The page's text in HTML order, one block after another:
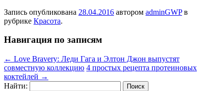
Запись опубликована 28.04.2016 автором adminGWPв
рубрике Красота.
Навигация по записям
← Love Bravery: Леди Гага и Элтон Джон выпустят
совместную коллекцию 4 простых рецепта протеиновых
коктейлей →
Найти: